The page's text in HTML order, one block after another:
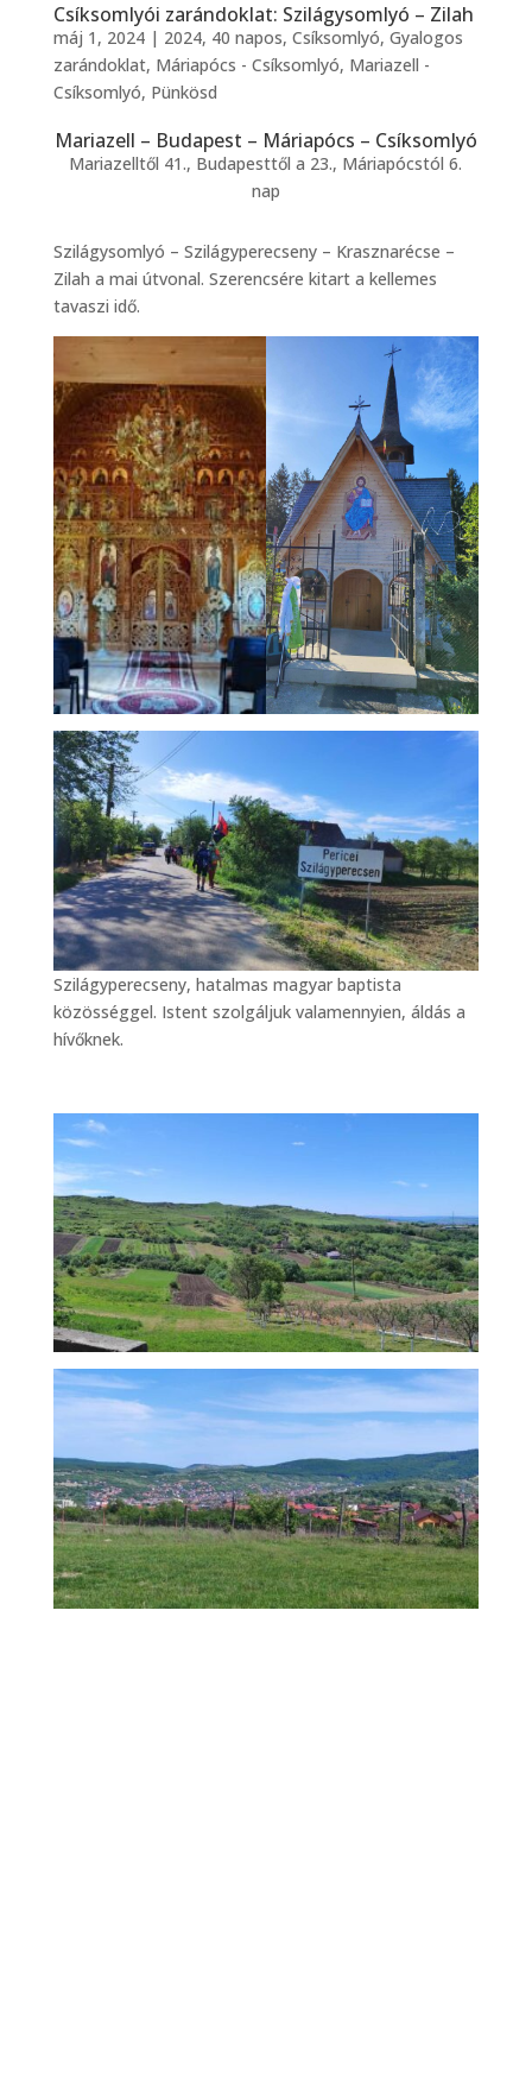
Csíksomlyói zarándoklat: Szilágysomlyó – Zilah
máj 1, 2024| 2024, 40 napos, Csíksomlyó, Gyalogos
zarándoklat, Máriapócs - Csíksomlyó, Mariazell -
Csíksomlyó, Pünkösd
Mariazell – Budapest – Máriapócs – Csíksomlyó
Mariazelltől 41., Budapesttől a 23., Máriapócstól 6.
nap
Szilágysomlyó – Szilágyperecseny – Krasznarécse –
Zilah a mai útvonal. Szerencsére kitart a kellemes
tavaszi idő.
Szilágyperecseny, hatalmas magyar baptista
közösséggel. Istent szolgáljuk valamennyien, áldás a
hívőknek.